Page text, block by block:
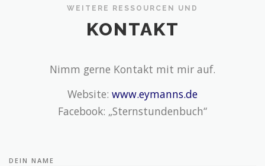
WEITERE RESSOURCEN UND
KONTAKT
Nimm gerne Kontakt mit mir auf.
Website: www.eymanns.de
Facebook: „Sternstundenbuch“
DEIN NAME